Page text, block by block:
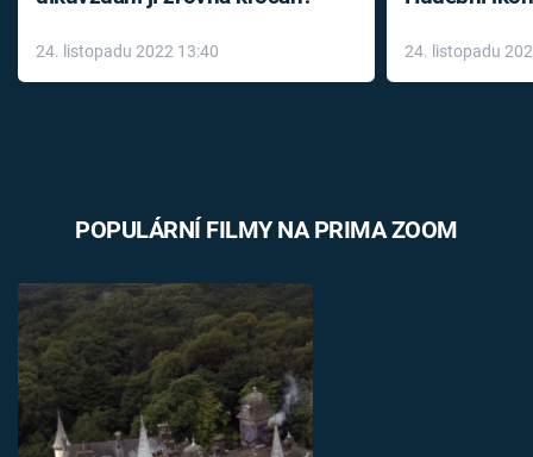
24. listopadu 2022 13:40
léky
24. listopadu
POPULÁRNÍ FILMY NA PRIMA ZOOM